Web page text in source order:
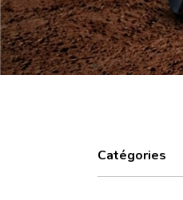
Catégories